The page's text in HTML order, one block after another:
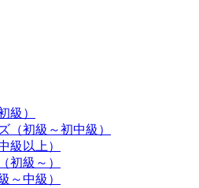
級）
（初級～初中級）
級以上）
初級～）
～中級）